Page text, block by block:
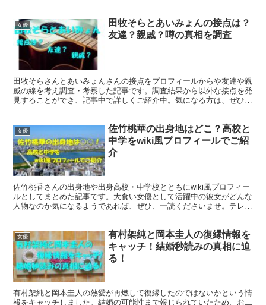
女優
田牧そらとあいみょんの接点は？
友達？親戚？噂の真相を調査
田牧そらさんとあいみょんさんの接点をプロフィールからや友達や親
戚の線を考え調査・考察した記事です。調査結果から以外な接点を発
見することができ、記事中で詳しくご紹介中。気になる方は、ぜひ、
女優
佐竹桃華の出身地はどこ？高校と
中学をwiki風プロフィールでご紹
介
佐竹桃香さんの出身地や出身高校・中学校とともにwiki風プロフィー
ルとしてまとめた記事です。大食い女優として活躍中の彼女がどんな
人物なのか気になるようであれば、ぜひ、一読くださいませ。テレビ
女優
有村架純と岡本圭人の復縁情報を
キャッチ！結婚秒読みの真相に迫
る！
有村架純と岡本圭人の熱愛が再燃して復縁したのではないかという情
報をキャッチしました。結婚の可能性まで報じられていたため、お二